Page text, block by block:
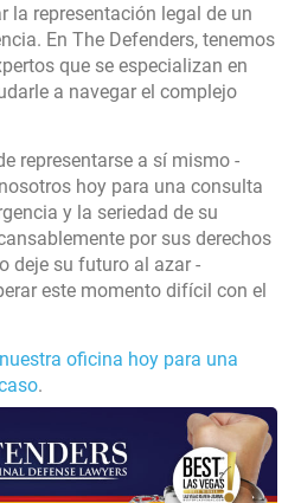
la representación legal de un
En The Defenders, tenemos
que se especializan en
a navegar el complejo
representarse a sí mismo -
hoy para una consulta
y la seriedad de su
por sus derechos
deje su futuro al azar -
este momento difícil con el
oficina hoy para una
.